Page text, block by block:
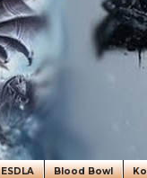
ESDLA Blood Bowl